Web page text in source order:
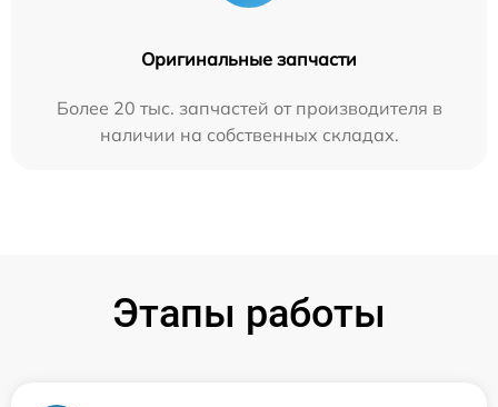
Оригинальные запчасти
Более 20 тыс. запчастей от производителя в
наличии на собственных складах.
Этапы работы